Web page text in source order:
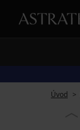
Úvod